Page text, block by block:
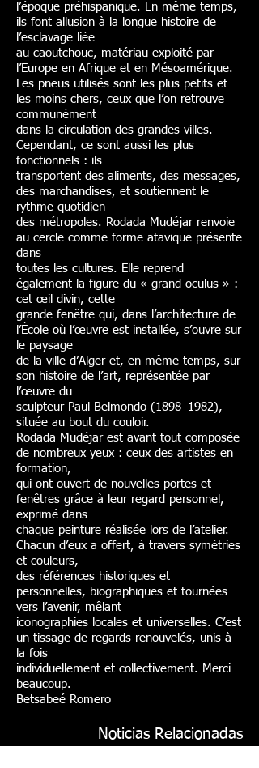
l’époque préhispanique. En même temps,
ils font allusion à la longue histoire de
l’esclavage liée
au caoutchouc, matériau exploité par
l’Europe en Afrique et en Mésoamérique.
Les pneus utilisés sont les plus petits et
les moins chers, ceux que l’on retrouve
communément
dans la circulation des grandes villes.
Cependant, ce sont aussi les plus
fonctionnels : ils
transportent des aliments, des messages,
des marchandises, et soutiennent le
rythme quotidien
des métropoles. Rodada Mudéjar renvoie
au cercle comme forme atavique présente
dans
toutes les cultures. Elle reprend
également la figure du « grand oculus » :
cet œil divin, cette
grande fenêtre qui, dans l’architecture de
l’École où l’œuvre est installée, s’ouvre sur
le paysage
de la ville d’Alger et, en même temps, sur
son histoire de l’art, représentée par
l’œuvre du
sculpteur Paul Belmondo (1898–1982),
située au bout du couloir.
Rodada Mudéjar est avant tout composée
de nombreux yeux : ceux des artistes en
formation,
qui ont ouvert de nouvelles portes et
fenêtres grâce à leur regard personnel,
exprimé dans
chaque peinture réalisée lors de l’atelier.
Chacun d’eux a offert, à travers symétries
et couleurs,
des références historiques et
personnelles, biographiques et tournées
vers l’avenir, mêlant
iconographies locales et universelles. C’est
un tissage de regards renouvelés, unis à
la fois
individuellement et collectivement. Merci
beaucoup.
Betsabeé Romero
Noticias Relacionadas